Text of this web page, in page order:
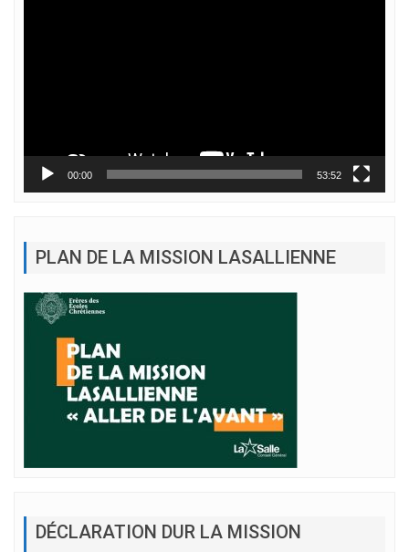
00:00 53:52
PLAN DE LA MISSION LASALLIENNE
DÉCLARATION DUR LA MISSION